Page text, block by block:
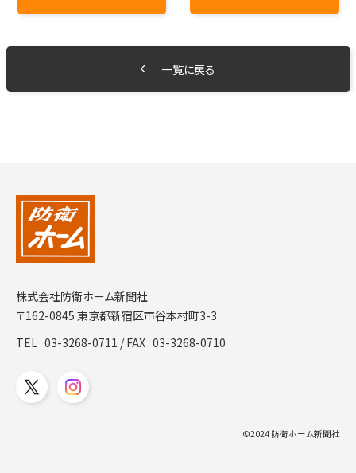
一覧に戻る
株式会社防衛ホーム新聞社
〒162-0845 東京都新宿区市谷本村町3-3
TEL :03-3268-0711 / FAX : 03-3268-0710
©2024 防衛ホーム新聞社